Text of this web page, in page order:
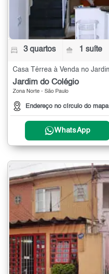
3 quartos 1 suíte
Jardim do Colégio
Zona Norte - São Paulo
Endereço no círculo do mapa
WhatsApp